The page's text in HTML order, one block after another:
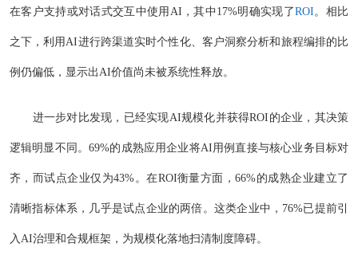
在客户支持或对话式交互中使用AI，其中17%明确实现了ROI。相比
之下，利用AI进行跨渠道实时个性化、客户洞察分析和旅程编排的比
例仍偏低，显示出AI价值尚未被系统性释放。
进一步对比发现，已经实现AI规模化并获得ROI的企业，其决策
逻辑明显不同。69%的成熟应用企业将AI用例直接与核心业务目标对
齐，而试点企业仅为43%。在ROI衡量方面，66%的成熟企业建立了
清晰指标体系，几乎是试点企业的两倍。这类企业中，76%已提前引
入AI治理和合规框架，为规模化落地扫清制度障碍。